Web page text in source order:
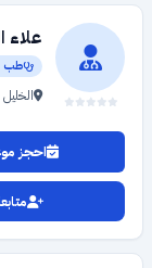
علاء
طب
احجز